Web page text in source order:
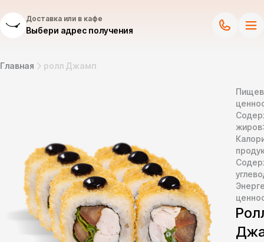
Доставка или в кафе
Выбери адрес получения
Главная ролл Джамп